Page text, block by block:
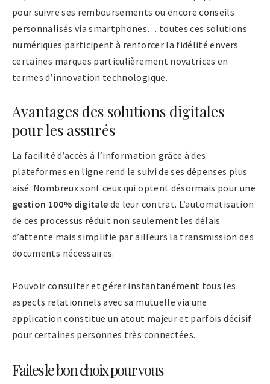
pour suivre ses remboursements ou encore conseils
personnalisés via smartphones… toutes ces solutions
numériques participent à renforcer la fidélité envers
certaines marques particulièrement novatrices en
termes d’innovation technologique.
Avantages des solutions digitales
pour les assurés
La facilité d’accès à l’information grâce à des
plateformes en ligne rend le suivi de ses dépenses plus
aisé. Nombreux sont ceux qui optent désormais pour une
gestion 100% digitale de leur contrat. L’automatisation
de ces processus réduit non seulement les délais
d’attente mais simplifie par ailleurs la transmission des
documents nécessaires.
Pouvoir consulter et gérer instantanément tous les
aspects relationnels avec sa mutuelle via une
application constitue un atout majeur et parfois décisif
pour certaines personnes très connectées.
Faites le bon choix pour vous